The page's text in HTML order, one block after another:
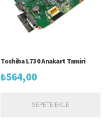
Toshiba L730 Anakart Tamiri
₺564,00
SEPETE EKLE